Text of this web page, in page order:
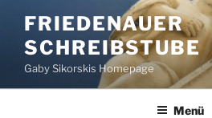
Inhalt
springen
FRIEDENAUER
SCHREIBSTUBE
Gaby Sikorskis Homepage
Menü